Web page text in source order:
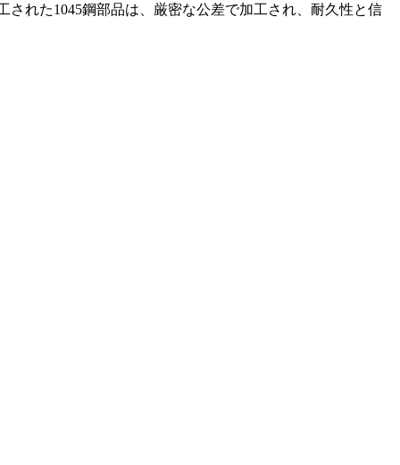
された1045鋼部品は、厳密な公差で加工され、耐久性と信